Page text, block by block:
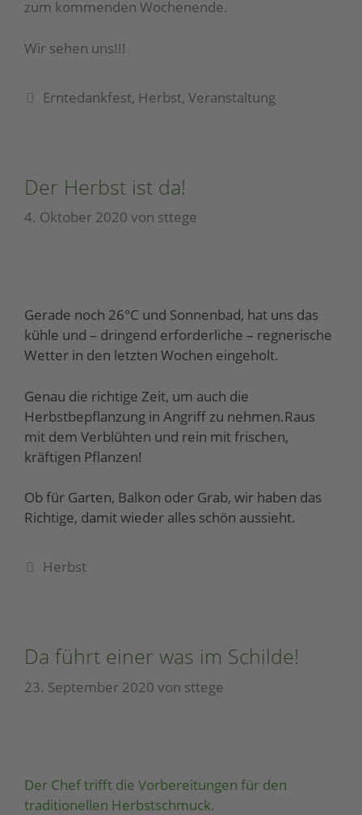
zum kommenden Wochenende.
Wir sehen uns!!!
Erntedankfest, Herbst,Veranstaltung
Der Herbst ist da!
4. Oktober 2020 von sttege
Gerade noch 26°C und Sonnenbad, hat uns das
kühle und – dringend erforderliche – regnerische
Wetter in den letzten Wochen eingeholt.
Genau die richtige Zeit, um auch die
Herbstbepflanzung in Angriff zu nehmen.Raus
mit dem Verblühten und rein mit frischen,
kräftigen Pflanzen!
Ob für Garten, Balkon oder Grab, wir haben das
Richtige, damit wieder alles schön aussieht.
Herbst
Da führt einer was im Schilde!
23. September 2020 von sttege
Der Chef trifft die Vorbereitungen für den
traditionellen Herbstschmuck.